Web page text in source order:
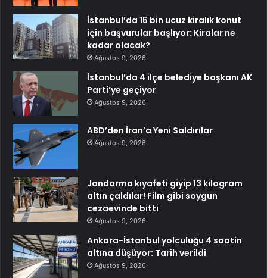
İstanbul’da 15 bin ucuz kiralık konut
için başvurular başlıyor: Kiralar ne
kadar olacak?
Ağustos 9, 2026
İstanbul’da 4 ilçe belediye başkanı AK
Parti’ye geçiyor
Ağustos 9, 2026
ABD’den İran’a Yeni Saldırılar
Ağustos 9, 2026
Jandarma kıyafeti giyip 13 kilogram
altın çaldılar! Film gibi soygun
cezaevinde bitti
Ağustos 9, 2026
Ankara-İstanbul yolculuğu 4 saatin
altına düşüyor: Tarih verildi
Ağustos 9, 2026